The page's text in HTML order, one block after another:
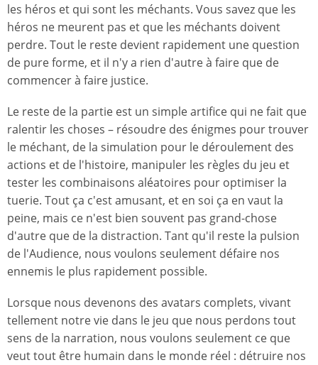
les héros et qui sont les méchants. Vous savez que les
héros ne meurent pas et que les méchants doivent
perdre. Tout le reste devient rapidement une question
de pure forme, et il n'y a rien d'autre à faire que de
commencer à faire justice.
Le reste de la partie est un simple artifice qui ne fait que
ralentir les choses – résoudre des énigmes pour trouver
le méchant, de la simulation pour le déroulement des
actions et de l'histoire, manipuler les règles du jeu et
tester les combinaisons aléatoires pour optimiser la
tuerie. Tout ça c'est amusant, et en soi ça en vaut la
peine, mais ce n'est bien souvent pas grand-chose
d'autre que de la distraction. Tant qu'il reste la pulsion
de l'Audience, nous voulons seulement défaire nos
ennemis le plus rapidement possible.
Lorsque nous devenons des avatars complets, vivant
tellement notre vie dans le jeu que nous perdons tout
sens de la narration, nous voulons seulement ce que
veut tout être humain dans le monde réel : détruire nos